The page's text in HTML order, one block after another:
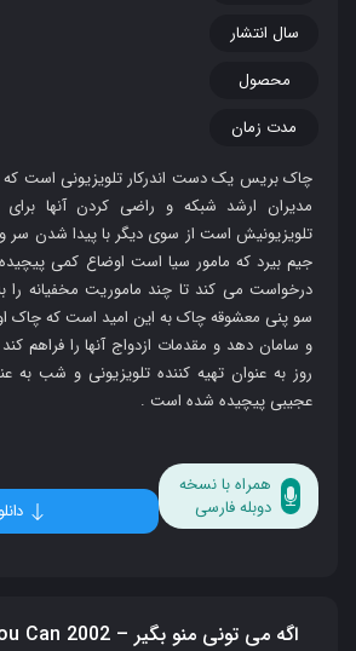
سال انتشار
محصول
مدت زمان
چاک بریس یک دست اندرکار تلویزیونی است
مدیران ارشد شبکه و راضی کردن آنها برای
تلویزیونیش است از سوی دیگر با پیدا شدن سر و
جیم بیرد که مامور سیا است اوضاع کمی
درخواست می کند تا چند ماموریت مخفیانه را به
سو پنی معشوقه چاک به این امید است که چاک
و سامان دهد و مقدمات ازدواج آنها را فراهم
روز به عنوان تهیه کننده تلویزیونی و شب به
عجیبی پیچیده شده است .
همراه با نسخه
دوبله فارسی
اگه می‌ تونی منو بگیر – Catch Me If You Can 2002